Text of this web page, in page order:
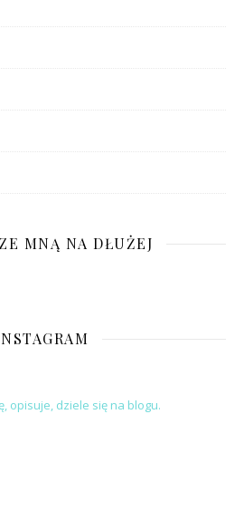
MNĄ NA DŁUŻEJ
opisuje, dziele się na blogu.